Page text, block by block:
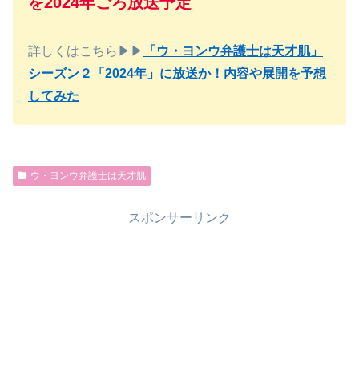
詳しくはこちら▶▶
「ウ・ヨンウ弁護士は天才肌」
シーズン２「2024年」に放送か！内容や展開を予想
してみた
ウ・ヨンウ弁護士は天才肌
スポンサーリンク